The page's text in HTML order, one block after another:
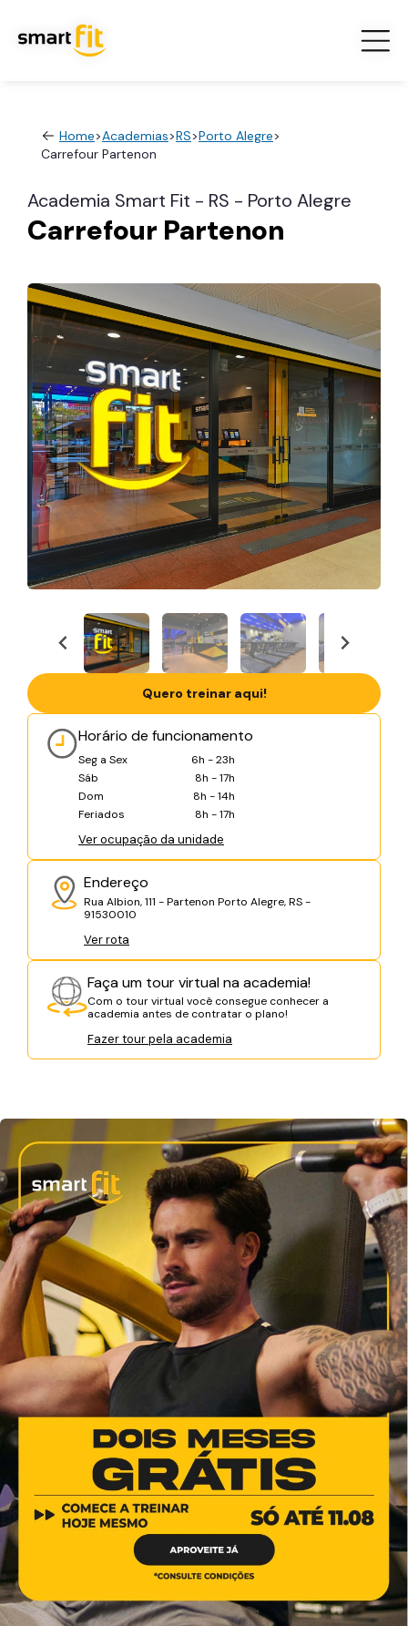
Home>Academias>RS>Porto Alegre>
Carrefour Partenon
Academia Smart Fit - RS - Porto Alegre
Carrefour Partenon
Horário de funcionamento
Seg a Sex
6h - 23h
Sáb
8h - 17h
Dom
8h - 14h
Feriados
8h - 17h
Ver ocupação da unidade
Endereço
Rua Albion, 111 - Partenon Porto Alegre, RS -
91530010
Ver rota
Faça um tour virtual na academia!
Com o tour virtual você consegue conhecer a
academia antes de contratar o plano!
Fazer tour pela academia
Quero treinar aqui!